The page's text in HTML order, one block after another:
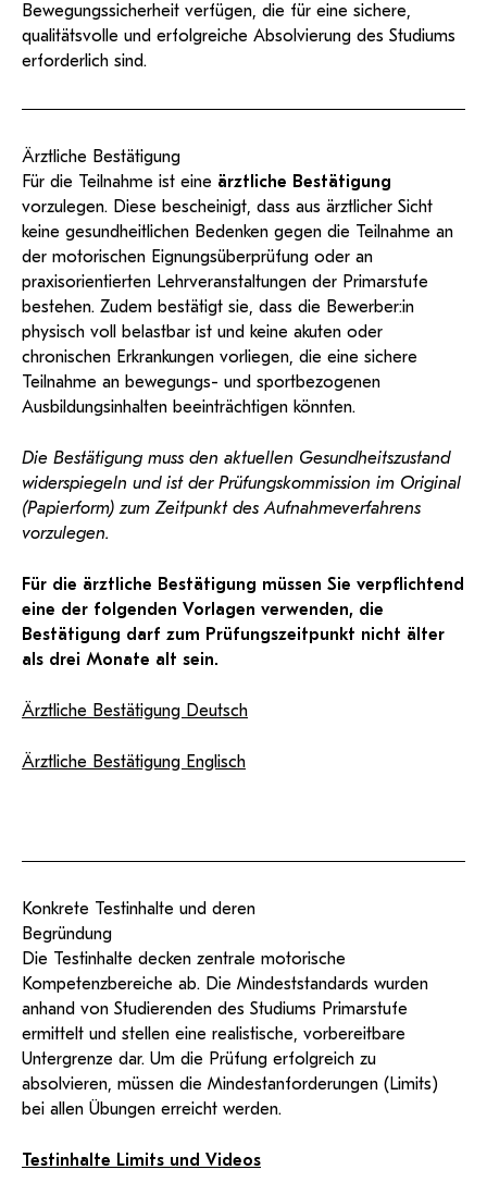
Bewegungssicherheit verfügen, die für eine sichere,
qualitätsvolle und erfolgreiche Absolvierung des Studiums
erforderlich sind.
Ärztliche Bestätigung
Für die Teilnahme ist eine ärztliche Bestätigung
vorzulegen. Diese bescheinigt, dass aus ärztlicher Sicht
keine gesundheitlichen Bedenken gegen die Teilnahme an
der motorischen Eignungsüberprüfung oder an
praxisorientierten Lehrveranstaltungen der Primarstufe
bestehen. Zudem bestätigt sie, dass die Bewerber:in
physisch voll belastbar ist und keine akuten oder
chronischen Erkrankungen vorliegen, die eine sichere
Teilnahme an bewegungs- und sportbezogenen
Ausbildungsinhalten beeinträchtigen könnten.
Die Bestätigung muss den aktuellen Gesundheitszustand
widerspiegeln und ist der Prüfungskommission im Original
(Papierform) zum Zeitpunkt des Aufnahmeverfahrens
vorzulegen.
Für die ärztliche Bestätigung müssen Sie verpflichtend
eine der folgenden Vorlagen verwenden, die
Bestätigung darf zum Prüfungszeitpunkt nicht älter
als drei Monate alt sein.
Ärztliche Bestätigung Deutsch
Ärztliche Bestätigung Englisch
Konkrete Testinhalte und deren
Begründung
Die Testinhalte decken zentrale motorische
Kompetenzbereiche ab. Die Mindeststandards wurden
anhand von Studierenden des Studiums Primarstufe
ermittelt und stellen eine realistische, vorbereitbare
Untergrenze dar. Um die Prüfung erfolgreich zu
absolvieren, müssen die Mindestanforderungen (Limits)
bei allen Übungen erreicht werden.
Testinhalte Limits und Videos